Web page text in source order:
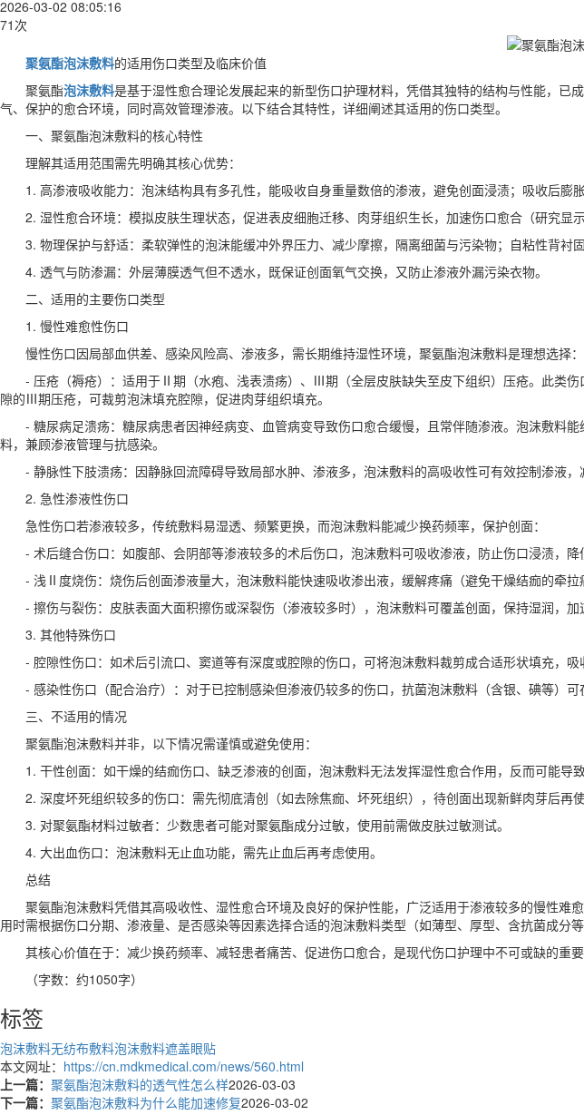
2026-03-02 08:05:16
71次
聚氨酯泡沫敷料的适用伤口类型及临床价值
聚氨酯泡沫敷料是基于湿性愈合理论发展起来的新型伤口护理材料，凭借其独特的结构与性能，
气、保护的愈合环境，同时高效管理渗液。以下结合其特性，详细阐述其适用的伤口类型。
一、聚氨酯泡沫敷料的核心特性
理解其适用范围需先明确其核心优势：
1. 高渗液吸收能力：泡沫结构具有多孔性，能吸收自身重量数倍的渗液，避免创面浸渍；吸收后膨
2. 湿性愈合环境：模拟皮肤生理状态，促进表皮细胞迁移、肉芽组织生长，加速伤口愈合（研究显
3. 物理保护与舒适：柔软弹性的泡沫能缓冲外界压力、减少摩擦，隔离细菌与污染物；自粘性背衬
4. 透气与防渗漏：外层薄膜透气但不透水，既保证创面氧气交换，又防止渗液外漏污染衣物。
二、适用的主要伤口类型
1. 慢性难愈性伤口
慢性伤口因局部血供差、感染风险高、渗液多，需长期维持湿性环境，聚氨酯泡沫敷料是理想选择：
- 压疮（褥疮）：适用于Ⅱ期（水疱、浅表溃疡）、Ⅲ期（全层皮肤缺失至皮下组织）压疮。此类
隙的Ⅲ期压疮，可裁剪泡沫填充腔隙，促进肉芽组织填充。
- 糖尿病足溃疡：糖尿病患者因神经病变、血管病变导致伤口愈合缓慢，且常伴随渗液。泡沫敷料
料，兼顾渗液管理与抗感染。
- 静脉性下肢溃疡：因静脉回流障碍导致局部水肿、渗液多，泡沫敷料的高吸收性可有效控制渗液
2. 急性渗液性伤口
急性伤口若渗液较多，传统敷料易湿透、频繁更换，而泡沫敷料能减少换药频率，保护创面：
- 术后缝合伤口：如腹部、会阴部等渗液较多的术后伤口，泡沫敷料可吸收渗液，防止伤口浸渍，
- 浅Ⅱ度烧伤：烧伤后创面渗液量大，泡沫敷料能快速吸收渗出液，缓解疼痛（避免干燥结痂的牵
- 擦伤与裂伤：皮肤表面大面积擦伤或深裂伤（渗液较多时），泡沫敷料可覆盖创面，保持湿润，加
3. 其他特殊伤口
- 腔隙性伤口：如术后引流口、窦道等有深度或腔隙的伤口，可将泡沫敷料裁剪成合适形状填充，吸
- 感染性伤口（配合治疗）：对于已控制感染但渗液仍较多的伤口，抗菌泡沫敷料（含银、碘等）
三、不适用的情况
聚氨酯泡沫敷料并非，以下情况需谨慎或避免使用：
1. 干性创面：如干燥的结痂伤口、缺乏渗液的创面，泡沫敷料无法发挥湿性愈合作用，反而可能导致
2. 深度坏死组织较多的伤口：需先彻底清创（如去除焦痂、坏死组织），待创面出现新鲜肉芽后再使
3. 对聚氨酯材料过敏者：少数患者可能对聚氨酯成分过敏，使用前需做皮肤过敏测试。
4. 大出血伤口：泡沫敷料无止血功能，需先止血后再考虑使用。
总结
聚氨酯泡沫敷料凭借其高吸收性、湿性愈合环境及良好的保护性能，广泛适用于渗液较多的慢性
用时需根据伤口分期、渗液量、是否感染等因素选择合适的泡沫敷料类型（如薄型、厚型、含抗菌成分
其核心价值在于：减少换药频率、减轻患者痛苦、促进伤口愈合，是现代伤口护理中不可或缺的重要
（字数：约1050字）
标签
泡沫敷料无纺布敷料泡沫敷料遮盖眼贴
本文网址： https://cn.mdkmedical.com/news/560.html
上一篇： 聚氨酯泡沫敷料的透气性怎么样2026-03-03
下一篇： 聚氨酯泡沫敷料为什么能加速修复2026-03-02